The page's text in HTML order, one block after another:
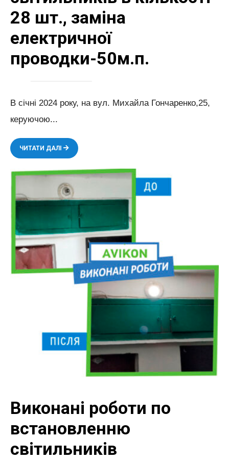
28 шт., заміна
електричної
проводки-50м.п.
В січні 2024 року, на вул. Михайла Гончаренко,25,
керуючою...
ЧИТАТИ ДАЛІ
ВИКОНАНІ
РОБОТИ
ПО
ВСТАНОВЛЕННЮ
СВІТИЛЬНИКІВ
В
28
ШТ.,
ЗАМІНА
ЕЛЕКТРИЧНОЇ
ПРОВОДКИ-50М.П.
Виконані роботи по
встановленню
світильників